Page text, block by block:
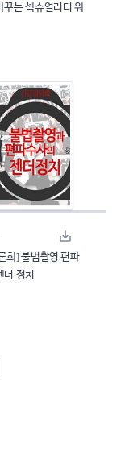
꾸는 섹슈얼리티 워
회] 불법촬영 편파
더 정치